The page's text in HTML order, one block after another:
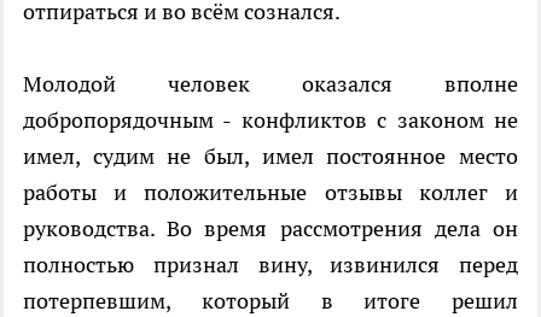
отпираться и во всём сознался.
Молодой человек оказался вполне
добропорядочным - конфликтов с законом не
имел, судим не был, имел постоянное место
работы и положительные отзывы коллег и
руководства. Во время рассмотрения дела он
полностью признал вину, извинился перед
потерпевшим, который в итоге решил